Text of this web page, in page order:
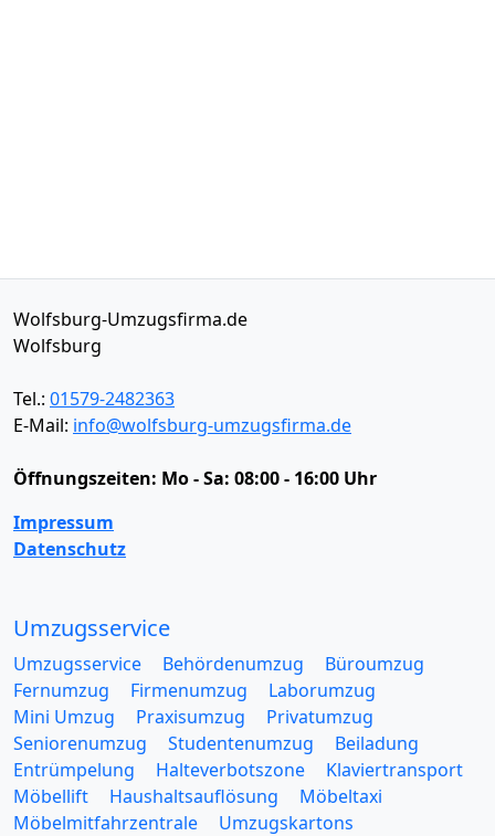
Wolfsburg-Umzugsfirma.de
Wolfsburg
Tel.: 01579-2482363
E-Mail: info@wolfsburg-umzugsfirma.de
Öffnungszeiten: Mo - Sa: 08:00 - 16:00 Uhr
Impressum
Datenschutz
Umzugsservice
Umzugsservice Behördenumzug
Büroumzug
Fernumzug
Firmenumzug
Laborumzug
Mini Umzug
Praxisumzug
Privatumzug
Seniorenumzug
Studentenumzug
Beiladung
Entrümpelung
Halteverbotszone
Klaviertransport
Möbellift
Haushaltsauflösung
Möbeltaxi
Möbelmitfahrzentrale
Umzugskartons